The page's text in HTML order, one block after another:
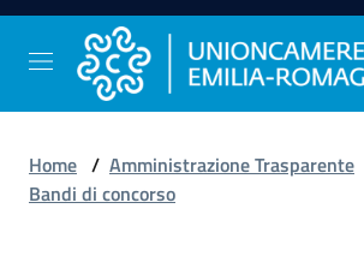
Vai al contenuto
Vai alla navigazione
Vai al footer
Comunicazione
Home / Amministrazione Trasparente
Bandi di concorso